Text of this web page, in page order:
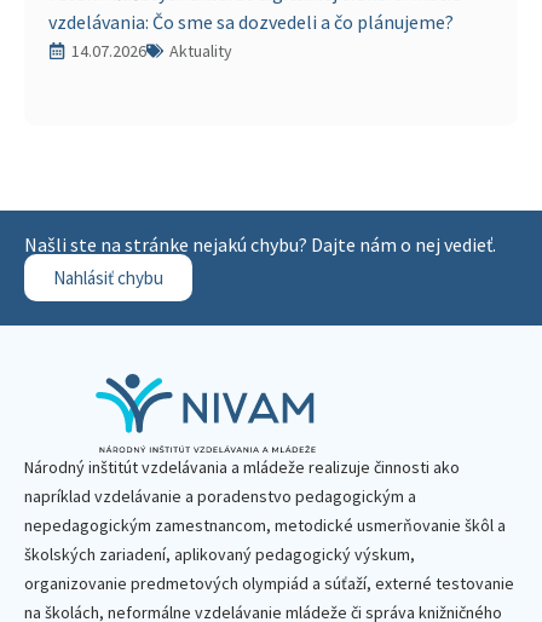
vzdelávania: Čo sme sa dozvedeli a čo plánujeme?
14.07.2026 Aktuality
Našli ste na stránke nejakú chybu? Dajte nám o nej vedieť.
Nahlásiť chybu
Národný inštitút vzdelávania a mládeže realizuje činnosti ako
napríklad vzdelávanie a poradenstvo pedagogickým a
nepedagogickým zamestnancom, metodické usmerňovanie škôl a
školských zariadení, aplikovaný pedagogický výskum,
organizovanie predmetových olympiád a súťaží, externé testovanie
na školách, neformálne vzdelávanie mládeže či správa knižničného